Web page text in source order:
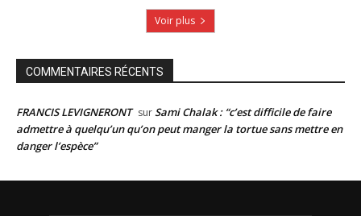
Voir plus
COMMENTAIRES RÉCENTS
FRANCIS LEVIGNERONT surSami Chalak : “c’est difficile de faire
admettre à quelqu’un qu’on peut manger la tortue sans mettre en
danger l’espèce”